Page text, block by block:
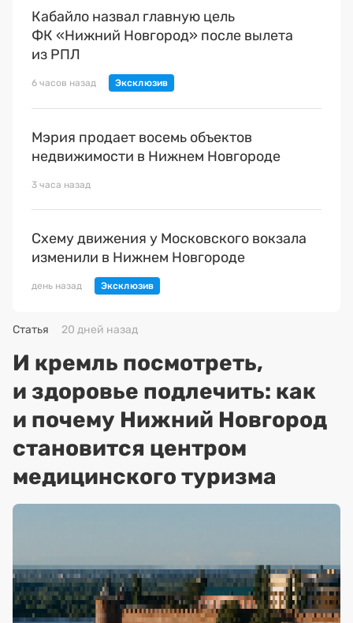
Кабайло назвал главную цель
ФК «Нижний Новгород» после вылета
из РПЛ
6 часов назад
Мэрия продает восемь объектов
недвижимости в Нижнем Новгороде
3 часа назад
Схему движения у Московского вокзала
изменили в Нижнем Новгороде
день назад
Статья 20 дней назад
И кремль посмотреть,
и здоровье подлечить: как
и почему Нижний Новгород
становится центром
медицинского туризма